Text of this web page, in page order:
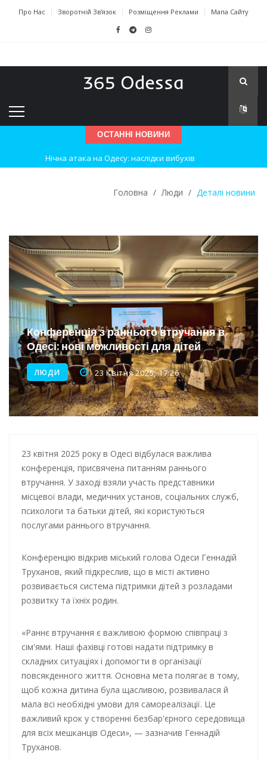
Про Нас Зворотній Зв'язок Розміщення Реклами Мапа Сайту
ОСТАННІ НОВИНИ
Нічна атака на Одесу: наслідки вибухів
Новини з Зимової школи інсульту в Швейцарії
Інтеграція ветеранів в українське суспільство
Нічна атака на Одесу: наслідки обстрілу
Енергетична підтримка для Одеси
Водопостачання в Одесі: нові локації для підвезення води
Головна / Люди / Деталі новини
Конференція з раннього втручання в
Одесі: нові можливості для дітей
ЛЮДИ 23 Квітня 2025, 17:26
23 квітня 2025 року в Одесі відбулася важлива
конференція, присвячена питанням раннього
втручання. У заході взяли участь представники
місцевої влади, медичних установ, соціальних служб,
психологи та батьки дітей, які користуються
послугами раннього втручання.
Конференцію відкрив міський голова Одеси Геннадій
Труханов, який підкреслив, що в місті активно
розвивається система підтримки дітей з розладами
розвитку та їхніх родин.
«Раннє втручання є важливою формою співпраці з
сім'ями. Наші фахівці готові надати підтримку в
складних ситуаціях і допомогти в організації
повсякденного життя. Основна мета полягає в тому,
щоб кожна дитина була щасливою, розвивалася й
мала всі необхідні умови для самореалізації. Це
важливий крок у створенні безбар'єрного середовища
для всіх мешканців Одеси», — зазначив Геннадій
Труханов.